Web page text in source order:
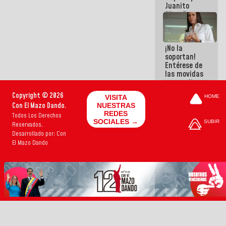
Juanito
Alimaña son
harina del
mismo
costal
¡No la
soportan!
Entérese de
las movidas
que realizan
cómplices
sacudírsela
Copyright © 2026
Con El Mazo Dando.
Todos Los Derechos
Reservados.
Desarrollado por: Con
El Mazo Dando
VISITA
NUESTRAS
REDES
SOCIALES →
HOME
SUBIR